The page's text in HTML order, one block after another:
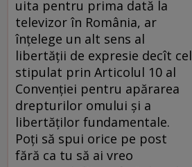
uita pentru prima dată la
televizor în România, ar
înțelege un alt sens al
libertății de expresie decît cel
stipulat prin Articolul 10 al
Convenției pentru apărarea
drepturilor omului și a
libertăților fundamentale.
Poți să spui orice pe post
fără ca tu să ai vreo